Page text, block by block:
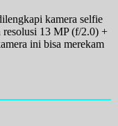
kamera selfie
resolusi 13 MP (f/2.0) +
ini bisa merekam